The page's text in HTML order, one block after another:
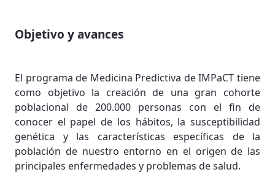
Objetivo y avances
El programa de Medicina Predictiva de IMPaCT tiene
como objetivo la creación de una gran cohorte
poblacional de 200.000 personas con el fin de
conocer el papel de los hábitos, la susceptibilidad
genética y las características específicas de la
población de nuestro entorno en el origen de las
principales enfermedades y problemas de salud.